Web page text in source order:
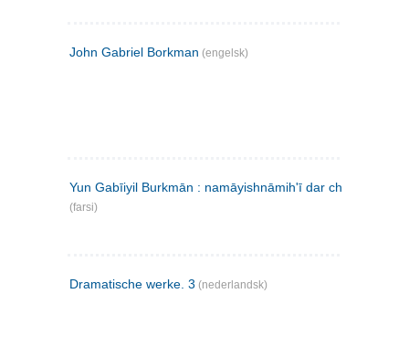
John Gabriel Borkman (engelsk)
Yun Gabīiyil Burkmān : namāyishnāmihʹī dar chahār pardih
(farsi)
Dramatische werke. 3 (nederlandsk)